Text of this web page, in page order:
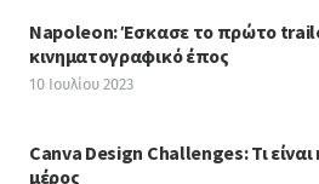
Napoleon: Έσκασε το πρώτο
κινηματογραφικό έπος
10 Ιουλίου 2023
Canva Design Challenges: Τι
μέρος